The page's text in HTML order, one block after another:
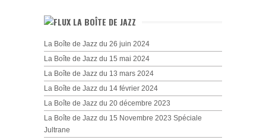
LA BOÎTE DE JAZZ
La Boîte de Jazz du 26 juin 2024
La Boîte de Jazz du 15 mai 2024
La Boîte de Jazz du 13 mars 2024
La Boîte de Jazz du 14 février 2024
La Boîte de Jazz du 20 décembre 2023
La Boîte de Jazz du 15 Novembre 2023 Spéciale
Jultrane